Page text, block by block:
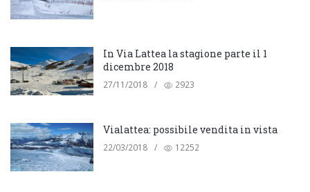
In Via Lattea la stagione parte il 1
dicembre 2018
27/11/2018 / 2923
Vialattea: possibile vendita in vista
22/03/2018 / 12252